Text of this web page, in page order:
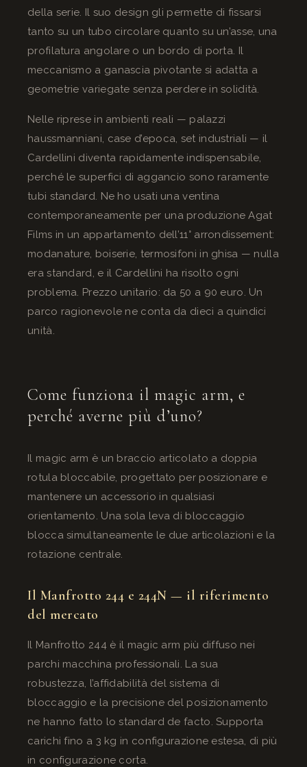
della serie. Il suo design gli permette di fissarsi
tanto su un tubo circolare quanto su un’asse, una
profilatura angolare o un bordo di porta. Il
meccanismo a ganascia pivotante si adatta a
geometrie variegate senza perdere in solidità.
Nelle riprese in ambienti reali — palazzi
haussmanniani, case d’epoca, set industriali — il
Cardellini diventa rapidamente indispensabile,
perché le superfici di aggancio sono raramente
tubi standard. Ne ho usati una ventina
contemporaneamente per una produzione Agat
Films in un appartamento dell’11° arrondissement:
modanature, boiserie, termosifoni in ghisa — nulla
era standard, e il Cardellini ha risolto ogni
problema. Prezzo unitario: da 50 a 90 euro. Un
parco ragionevole ne conta da dieci a quindici
unità.
Come funziona il magic arm, e
perché averne più d’uno?
Il magic arm è un braccio articolato a doppia
rotula bloccabile, progettato per posizionare e
mantenere un accessorio in qualsiasi
orientamento. Una sola leva di bloccaggio
blocca simultaneamente le due articolazioni e la
rotazione centrale.
Il Manfrotto 244 e 244N — il riferimento
del mercato
Il Manfrotto 244 è il magic arm più diffuso nei
parchi macchina professionali. La sua
robustezza, l’affidabilità del sistema di
bloccaggio e la precisione del posizionamento
ne hanno fatto lo standard de facto. Supporta
carichi fino a 3 kg in configurazione estesa, di più
in configurazione corta.